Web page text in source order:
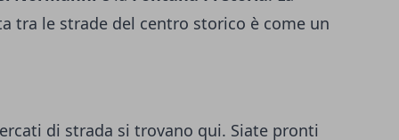
tra le strade del centro storico è come un
di strada si trovano qui. Siate pronti